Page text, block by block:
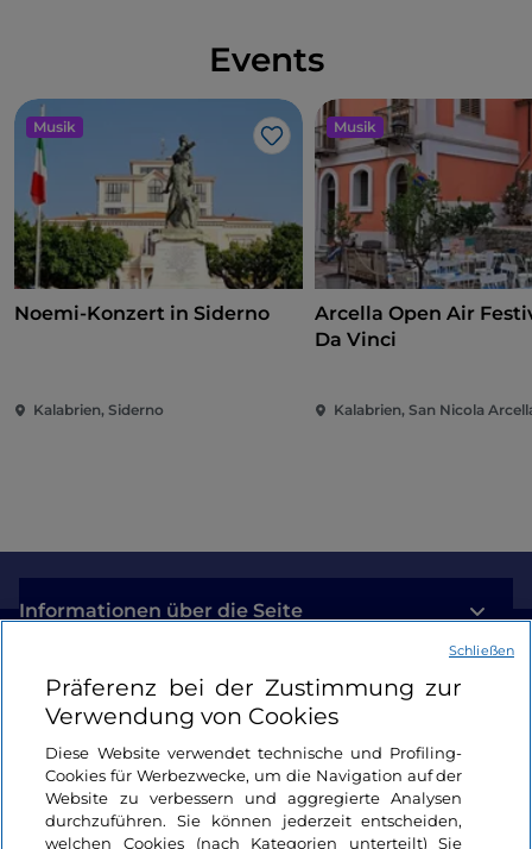
Events
Musik
Like
Noemi-Konzert in Siderno
Kalabrien, Siderno
Musik
Arcella Open Air
Da Vinci
Kalabrien, San Nicola
Informationen über die Seite
Nützliche Links
Login
Bleiben wir in Kontakt
Präferenz bei der Zustimmung zur
Verwendung von Cookies
Diese Website verwendet technische und Profiling-
Cookies für Werbezwecke, um die Navigation auf der
Website zu verbessern und aggregierte Analysen
durchzuführen. Sie können jederzeit entscheiden,
welchen Cookies (nach Kategorien unterteilt) Sie
Schließen